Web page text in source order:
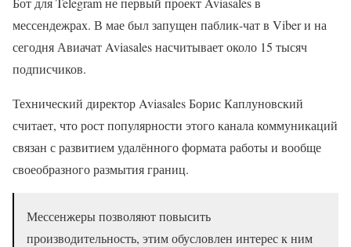
мессендежрах. В мае был запущен паблик-чат в Viber и на
сегодня Авиачат Aviasales насчитывает около 15 тысяч
подписчиков.
Технический директор Aviasales Борис Каплуновский
считает, что рост популярности этого канала коммуникаций
связан с развитием удалённого формата работы и вообще
своеобразного размытия границ.
Мессенжеры позволяют повысить
производительность, этим обусловлен интерес к ним